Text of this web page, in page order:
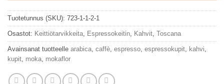
Tuotetunnus (SKU): 723-1-1-2-1
Osastot: Keittiötarvikkeita, Espressokeitin, Kahvit, Toscana
Avainsanat tuotteelle arabica, caffè, espresso, espressokupit, kahvi,
kupit, moka, mokaflor